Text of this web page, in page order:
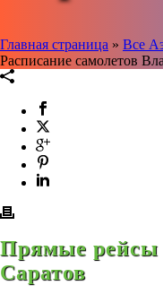
Главная страница » Все
Расписание самолетов
Прямые рейсы
Саратов